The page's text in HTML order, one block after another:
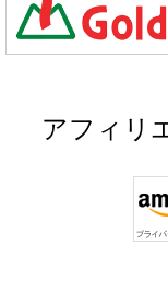
アフィリ